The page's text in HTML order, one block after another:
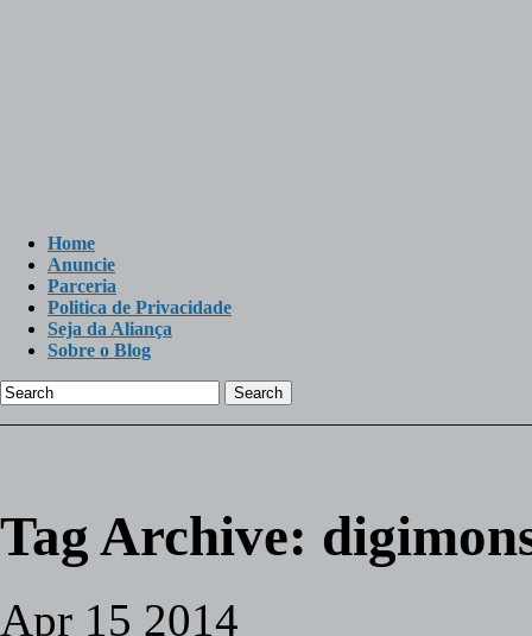
Home
Anuncie
Parceria
Politica de Privacidade
Seja da Aliança
Sobre o Blog
Search
Tag Archive:
Apr 15 2014